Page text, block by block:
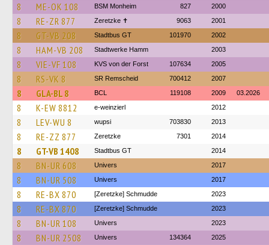
8 ME-OK 108 BSM Monheim 827 2000
8 RE-ZR 877 Zeretzke ✝ 9063 2001
8 GT-VB 208 Stadtbus GT 101970 2002
8 HAM-VB 208 Stadtwerke Hamm 2003
8 VIE-VF 108 KVS von der Forst 107634 2005
8 RS-VK 8 SR Remscheid 700412 2007
8 GLA-BL 8 BCL 119108 2009 03.2026
8 K-EW 8812 e-weinzierl 2012
8 LEV-WU 8 wupsi 703830 2013
8 RE-ZZ 877 Zeretzke 7301 2014
8 GT-VB 1408 Stadtbus GT 2014
8 BN-UR 608 Univers 2017
8 BN-UR 508 Univers 2017
8 RE-BX 870 [Zeretzke] Schmudde 2023
8 RE-BX 870 [Zeretzke] Schmudde 2023
8 BN-UR 108 Univers 2023
8 BN-UR 2508 Univers 134364 2025